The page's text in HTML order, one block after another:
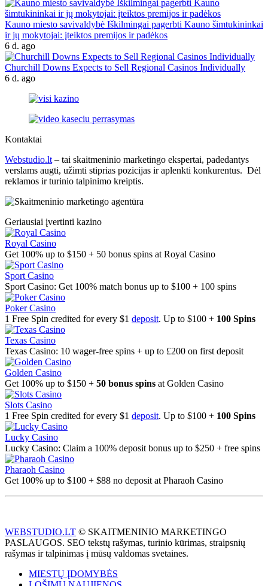
Kauno miesto savivaldybė Iškilmingai pagerbti Kauno šimtukininkai
ir jų mokytojai: įteiktos premijos ir padėkos
6 d. ago
Churchill Downs Expects to Sell Regional Casinos Individually
6 d. ago
Kontaktai
Webstudio.lt – tai skaitmeninio marketingo ekspertai, padedantys
verslams augti, užimti stiprias pozicijas ir aplenkti konkurentus. Dėl
reklamos ir turinio talpinimo kreiptis.
Geriausiai įvertinti kazino
Royal Casino
Get 100% up to $150 + 50 bonus spins at Royal Casino
Sport Casino
Sport Casino: Get 100% match bonus up to $100 + 100 spins
Poker Casino
1 Free Spin credited for every $1 deposit. Up to $100 + 100 Spins
Texas Casino
Texas Casino: 10 wager-free spins + up to £200 on first deposit
Golden Casino
Get 100% up to $150 + 50 bonus spins at Golden Casino
Slots Casino
1 Free Spin credited for every $1 deposit. Up to $100 + 100 Spins
Lucky Casino
Lucky Casino: Claim a 100% deposit bonus up to $250 + free spins
Pharaoh Casino
Get 100% up to $100 + $88 no deposit at Pharaoh Casino
WEBSTUDIO.LT © SKAITMENINIO MARKETINGO
PASLAUGOS. SEO tekstų rašymas, turinio kūrimas, straipsnių
rašymas ir talpinimas į mūsų valdomas svetaines.
MIESTŲ ĮDOMYBĖS